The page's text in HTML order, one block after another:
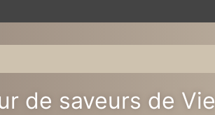
de saveurs de Vie